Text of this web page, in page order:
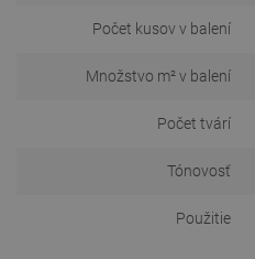
Počet kusov v balení
Množstvo m² v balení
Počet tvárí
Tónovosť
Použitie